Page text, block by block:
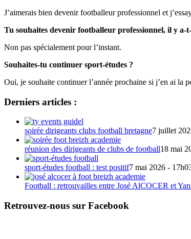
J’aimerais bien devenir footballeur professionnel et
Tu souhaites devenir footballeur professionnel, il y
Non pas spécialement pour l’instant.
Souhaites-tu continuer sport-études ?
Oui, je souhaite continuer l’année prochaine si j’en ai la
Derniers articles :
soirée dirigeants clubs football bretagne7 juillet
réunion des dirigeants de clubs de football18 mai
sport-études football : test positif7 mai 2026 -
Football : retrouvailles entre José AlCOCER et
Retrouvez-nous sur Facebook